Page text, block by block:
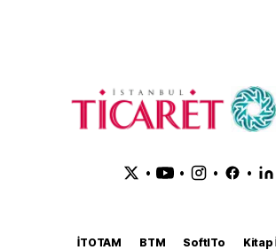
• • • •
İTOTAM BTM SoftITo
Kitap